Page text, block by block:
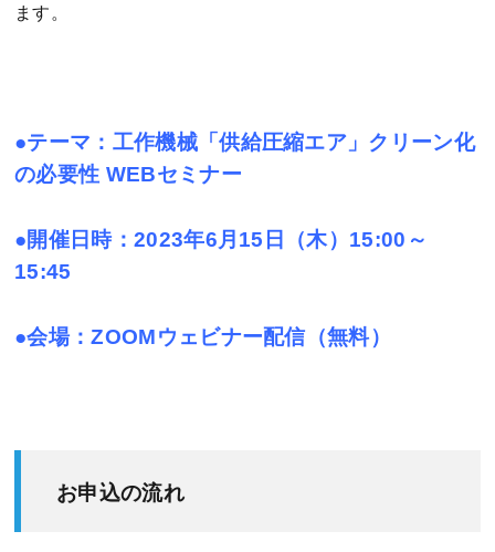
ます。
●テーマ：工作機械「供給圧縮エア」クリーン化
の必要性 WEBセミナー
●開催日時：2023年6月15日（木）15:00～
15:45
●会場：ZOOMウェビナー配信（無料）
お申込の流れ